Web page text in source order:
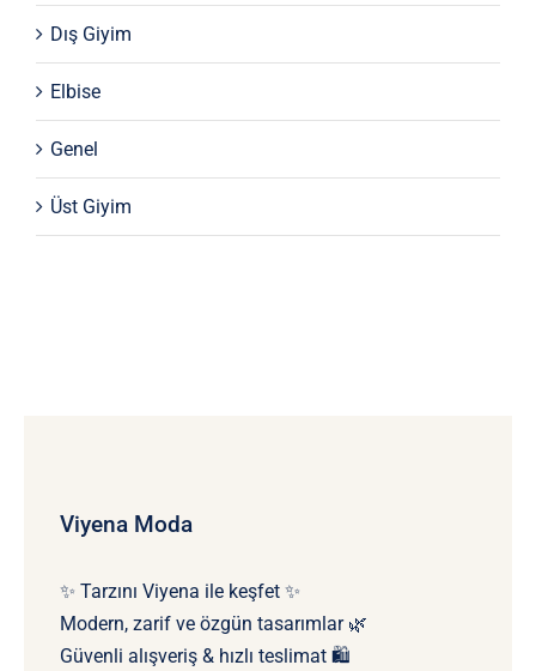
Dış Giyim
Elbise
Genel
Üst Giyim
Viyena Moda
✨ Tarzını Viyena ile keşfet ✨
Modern, zarif ve özgün tasarımlar 🌿
Güvenli alışveriş & hızlı teslimat 🛍️